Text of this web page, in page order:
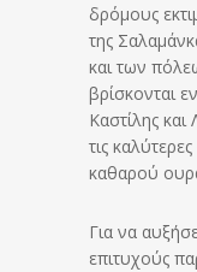
δρόμους
της
και των
βρίσκονται
Καστίλης και
τις
καθαρού
Για να
επιτυχούς